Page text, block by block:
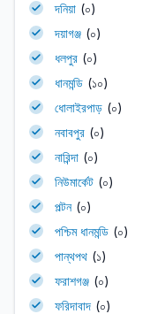
দনিয়া (০)
দয়াগঞ্জ (০)
ধলপুর (০)
ধানমন্ডি (১০)
ধোলাইরপাড় (০)
নবাবপুর (০)
নারিন্দা (০)
নিউমার্কেট (০)
পল্টন (০)
পশ্চিম ধানমন্ডি (০)
পান্থপথ (১)
ফরাশগঞ্জ (০)
ফরিদাবাদ (০)